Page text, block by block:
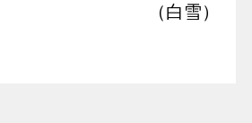
（白雪）